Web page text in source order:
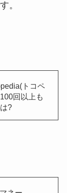
。
トコペ
回以上も
?